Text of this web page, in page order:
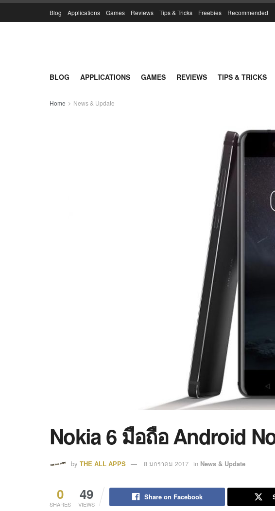
Blog Applications Games Reviews Tips & Tricks Freebies Recommended
BLOG APPLICATIONS GAMES REVIEWS TIPS & TRICKS
Home News & Update
Nokia 6 มือถือ Android
by THE ALL APPS 8 มกราคม 2017 in News & Update
0
SHARES
49
VIEWS
Share on Facebook